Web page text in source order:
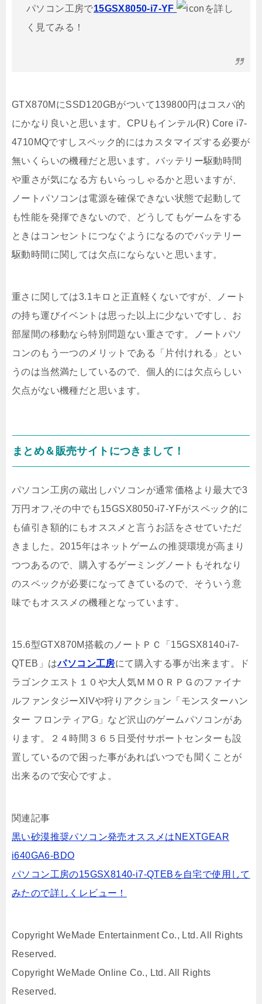
パソコン工房で15GSX8050-i7-YF
を詳し
く見てみる！
GTX870MにSSD120GBがついて139800円はコスパ的
にかなり良いと思います。CPUもインテル(R) Core i7-
4710MQですしスペック的にはカスタマイズする必要が
無いくらいの機種だと思います。バッテリー駆動時間
や重さが気になる方もいらっしゃるかと思いますが、
ノートパソコンは電源を確保できない状態で起動して
も性能を発揮できないので、どうしてもゲームをする
ときはコンセントにつなぐようになるのでバッテリー
駆動時間に関しては欠点にならないと思います。
重さに関しては3.1キロと正直軽くないですが、ノート
の持ち運びイベントは思った以上に少ないですし、お
部屋間の移動なら特別問題ない重さです。ノートパソ
コンのもう一つのメリットである「片付けれる」とい
うのは当然満たしているので、個人的には欠点らしい
欠点がない機種だと思います。
まとめ＆販売サイトにつきまして！
パソコン工房の蔵出しパソコンが通常価格より最大で3
万円オフ,その中でも15GSX8050-i7-YFがスペック的に
も値引き額的にもオススメと言うお話をさせていただ
きました。2015年はネットゲームの推奨環境が高まり
つつあるので、購入するゲーミングノートもそれなり
のスペックが必要になってきているので、そういう意
味でもオススメの機種となっています。
15.6型GTX870M搭載のノートＰＣ「15GSX8140-i7-
QTEB」はパソコン工房にて購入する事が出来ます。ド
ラゴンクエスト１０や大人気ＭＭＯＲＰＧのファイナ
ルファンタジーXIVや狩りアクション「モンスターハン
ター フロンティアG」など沢山のゲームパソコンがあ
ります。２４時間３６５日受付サポートセンターも設
置しているので困った事があればいつでも聞くことが
出来るので安心ですよ。
関連記事
黒い砂漠推奨パソコン発売オススメはNEXTGEAR
i640GA6-BDO
パソコン工房の15GSX8140-i7-QTEBを自宅で使用して
みたので詳しくレビュー！
Copyright WeMade Entertainment Co., Ltd. All Rights
Reserved.
Copyright WeMade Online Co., Ltd. All Rights
Reserved.